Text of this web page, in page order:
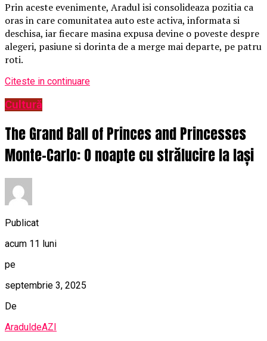
Prin aceste evenimente, Aradul isi consolideaza pozitia ca
oras in care comunitatea auto este activa, informata si
deschisa, iar fiecare masina expusa devine o poveste despre
alegeri, pasiune si dorinta de a merge mai departe, pe patru
roti.
Citeste in continuare
Cultură
The Grand Ball of Princes and Princesses
Monte-Carlo: O noapte cu strălucire la Iași
Publicat
acum 11 luni
pe
septembrie 3, 2025
De
AraduldeAZI